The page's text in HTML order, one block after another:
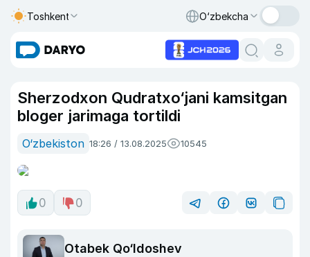
Toshkent O‘zbekcha
Sherzodxon Qudratxo‘jani kamsitgan
bloger jarimaga tortildi
O‘zbekiston 18:26 / 13.08.2025 10545
0 0
Otabek Qo‘ldoshev